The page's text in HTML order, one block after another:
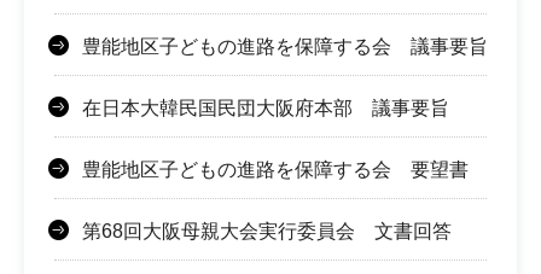
豊能地区子どもの進路を保障する会 議事要旨
在日本大韓民国民団大阪府本部 議事要旨
豊能地区子どもの進路を保障する会 要望書
第68回大阪母親大会実行委員会 文書回答